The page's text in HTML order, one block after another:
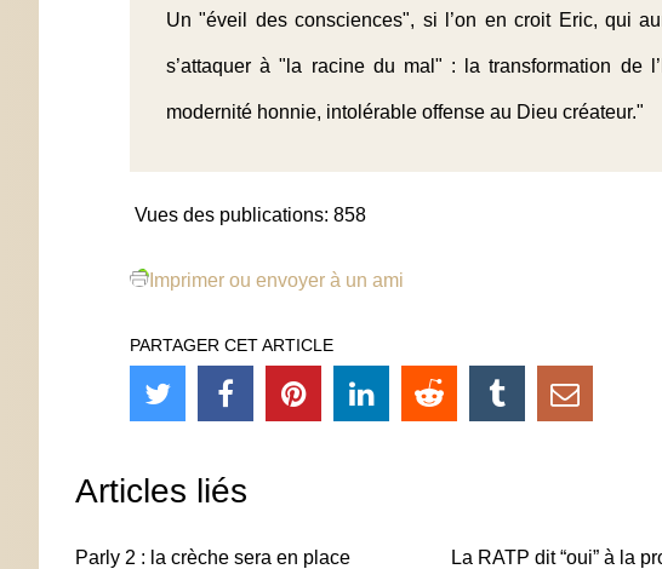
Un "éveil des consciences", si l’on en croit Eric, qui
s’attaquer à "la racine du mal" : la transformation de
modernité honnie, intolérable offense au Dieu créateur."
Vues des publications: 858
Imprimer ou envoyer à un ami
PARTAGER CET ARTICLE
Articles liés
Parly 2 : la crèche sera en place
La RATP dit “oui” à la